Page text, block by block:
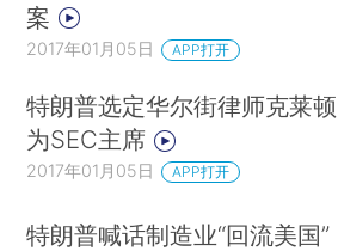
案
2017年01月05日 APP打开
特朗普选定华尔街律师克莱顿
为SEC主席
2017年01月05日 APP打开
特朗普喊话制造业“回流美国”